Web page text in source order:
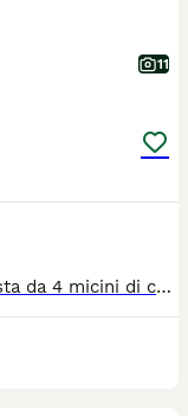
11
Meravigliosa cucciolata ragdoll composta da 4 micini di cui disponibili una femmina seal colourpoint e un maschio choco mitted. I cuccioli sono riservabili e potranno raggiungere la nuova famiglia intorno al 10 di luglio 2026. I gattini avranno pedigree enfi,microchip, vaccinazioni,certificato di buona salute,sverminazione,esame parassitologico con giardia negativo,esami genetici dei genitori,contratto di cessione e kit alla partenza. I micini per le loro qualità sono adatti alla pet therapy. Non sono in regalo. Per qualsiasi informazione non esitate a contattarci. Visite previo appuntamento.